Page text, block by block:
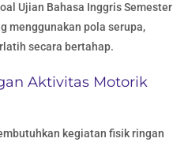
Ujian Bahasa Inggris Semester
menggunakan pola serupa,
secara bertahap.
Aktivitas Motorik
kegiatan fisik ringan